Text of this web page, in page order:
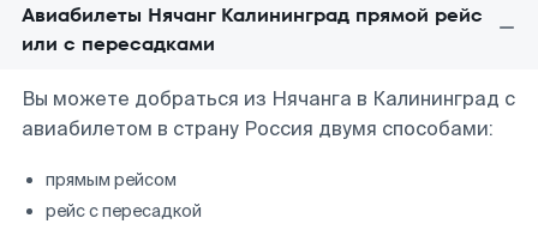
Авиабилеты Нячанг Калининград прямой рейс
или с пересадками
Вы можете добраться из Нячанга в Калининград с
авиабилетом в страну Россия двумя способами:
прямым рейсом
рейс с пересадкой